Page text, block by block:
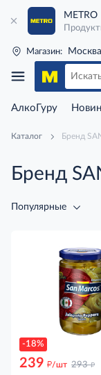
METRO
Магазин:
АлкоГуру
Каталог Бренд
Бренд
Популярные
-18%
239 д/шт 293 д